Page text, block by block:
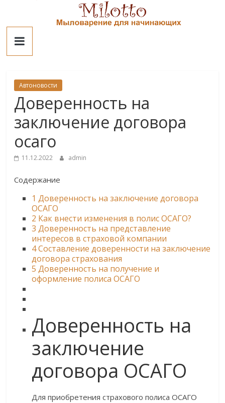
contentМилотто
Автоновости
Доверенность на
заключение договора
осаго
11.12.2022 admin
Содержание
1 Доверенность на заключение договора
ОСАГО
2 Как внести изменения в полис ОСАГО?
3 Доверенность на представление
интересов в страховой компании
4Составление доверенности на заключение
договора страхования
5 Доверенность на получение и
оформление полиса ОСАГО
Доверенность на
заключение
договора ОСАГО
Для приобретения страхового полиса ОСАГО